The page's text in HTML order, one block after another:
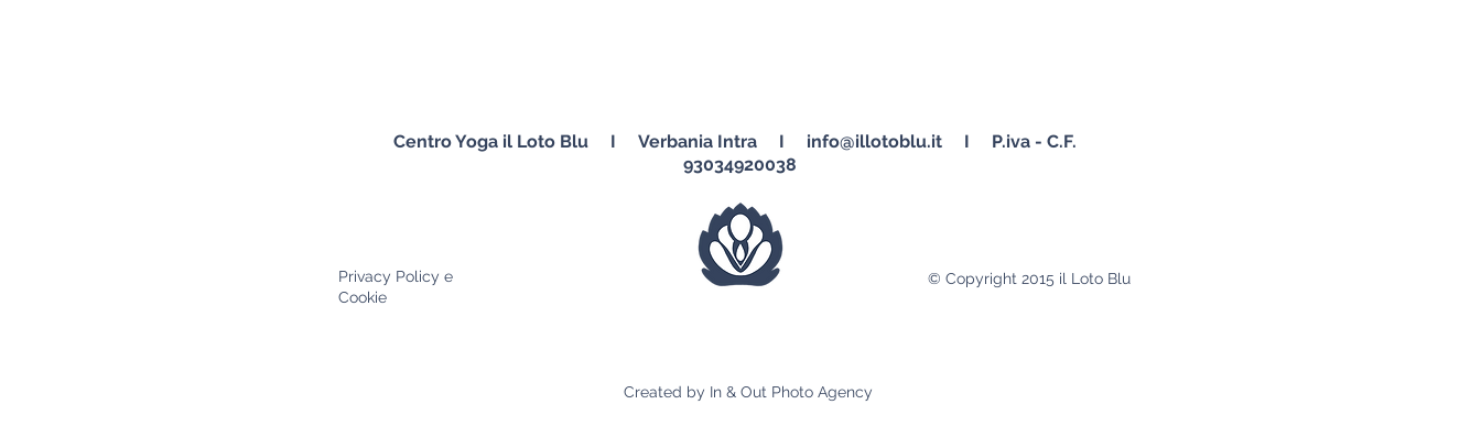
Centro Yoga il Loto Blu I Verbania Intra I info@illotoblu.it I P.iva - C.F.
93034920038
Privacy Policy e
Cookie
© Copyright 2015 il Loto Blu
Created by In & Out Photo Agency